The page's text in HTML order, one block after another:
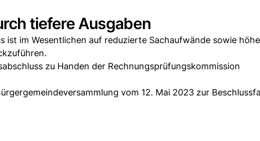
tiefere Ausgaben
ist im Wesentlichen auf reduzierte Sachaufwände sowie
zu Handen der Rechnungsprüfungskommission
vom 12. Mai 2023 zur